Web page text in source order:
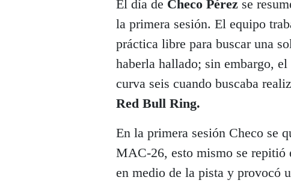
El día de Checo Pérez se
la primera sesión. El equipo
práctica libre para buscar una
haberla hallado; sin embargo,
curva seis cuando buscaba
Red Bull Ring.
En la primera sesión Checo se
MAC-26, esto mismo se repitió
en medio de la pista y provocó